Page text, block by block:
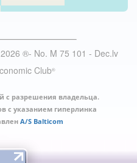
2026 ®- No. M 75 101 - Dec.lv
Club®
с разрешения владельца.
с указанием гиперлинка
A/S Balticom